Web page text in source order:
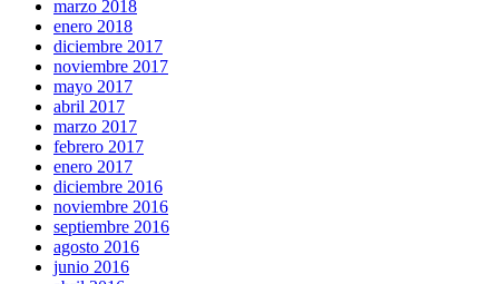
marzo 2018
enero 2018
diciembre 2017
noviembre 2017
mayo 2017
abril 2017
marzo 2017
febrero 2017
enero 2017
diciembre 2016
noviembre 2016
septiembre 2016
agosto 2016
junio 2016